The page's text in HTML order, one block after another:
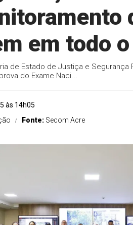
em todo
de Estado de Justiça e
do Exame Naci...
às 14h05
Fonte: Secom Acre